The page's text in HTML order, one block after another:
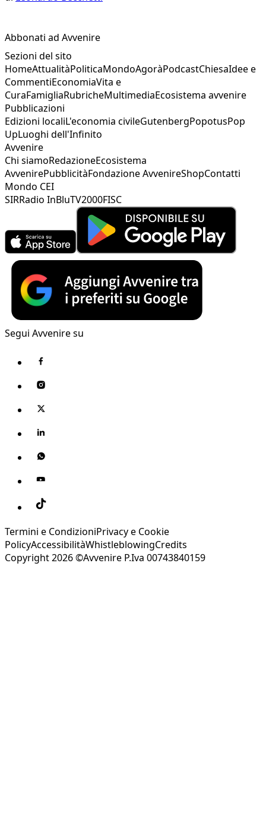
Abbonati ad Avvenire
Sezioni del sito
HomeAttualitàPoliticaMondoAgoràPodcastChiesaIdee e
CommentiEconomiaVita e
CuraFamigliaRubricheMultimediaEcosistema avvenire
Pubblicazioni
Edizioni localiL'economia civileGutenbergPopotusPop
UpLuoghi dell'Infinito
Avvenire
Chi siamoRedazioneEcosistema
AvvenirePubblicitàFondazione AvvenireShopContatti
Mondo CEI
SIRRadio InBluTV2000FISC
Segui Avvenire su
Termini e CondizioniPrivacy e Cookie
PolicyAccessibilitàWhistleblowingCredits
Copyright 2026 ©Avvenire P.Iva 00743840159